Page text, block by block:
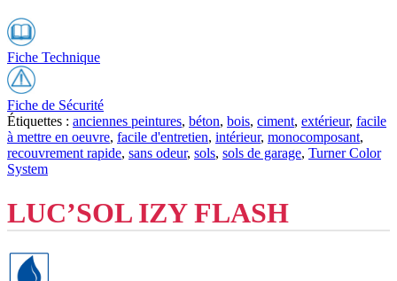
Fiche Technique
Fiche de Sécurité
Étiquettes : anciennes peintures, béton, bois, ciment, extérieur, facile
à mettre en oeuvre, facile d'entretien, intérieur, monocomposant,
recouvrement rapide, sans odeur, sols, sols de garage, Turner Color
System
LUC’SOL IZY FLASH